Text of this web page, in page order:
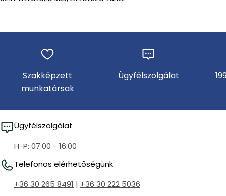
Szakképzett
munkatársak
Ügyfélszolgálat
Ügyfélszolgálat
H-P: 07:00 - 16:00
Telefonos elérhetőségünk
+36 30 265 8491 | +36 30 222 5036